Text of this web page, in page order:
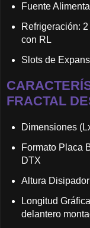
Fuente
Refrigeración:
con RL
Slots de
FRACTAL
Dimensiones
Formato Placa
DTX
Altura
Longitud
delantero